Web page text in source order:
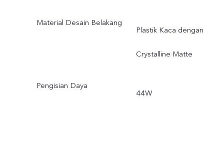
Material Desain Belakang
Plastik Kaca dengan
Crystalline Matte
Pengisian Daya
44W